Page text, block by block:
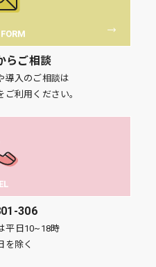
らご相談
導入のご相談は
利用ください。
306
平日10~18時
を除く